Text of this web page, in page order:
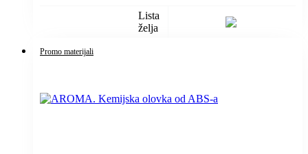
Lista
želja
Promo materijali